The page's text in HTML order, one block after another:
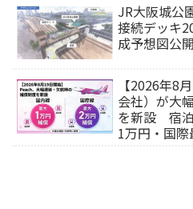
JR大阪城公
接続デッキ
成予想図公開
【2026年8
会社）が大
を新設 宿
1万円・国